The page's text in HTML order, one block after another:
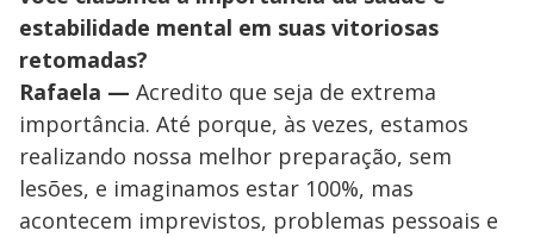
estabilidade mental em suas vitoriosas
retomadas?
Rafaela — Acredito que seja de extrema
importância. Até porque, às vezes, estamos
realizando nossa melhor preparação, sem
lesões, e imaginamos estar 100%, mas
acontecem imprevistos, problemas pessoais e